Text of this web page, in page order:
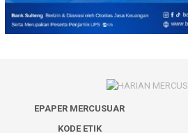
EPAPER MERCUSUAR
KODE ETIK